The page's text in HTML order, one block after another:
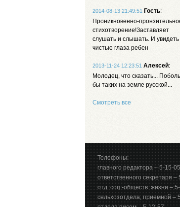
2014-08-13 21:49:51 Гость:
Проникновенно-
стихотворение!Заставляет
слушать и слышать. И увидеть
чистые глаза ребен
2013-11-24 12:23:51 Алексей:
Молодец, что сказать...
бы таких на земле русской...
Смотреть все
Телефоны:
главного редактора – 5-15-
ответственного секретаря –
отд. соц.-обществ. жизни –
сельхозотдела, приемной –